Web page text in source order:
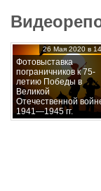
Фотовыставка
пограничников к 75-
летию Победы в
Великой
Отечественной
1941—1945 гг.
26 Мая 2020 в